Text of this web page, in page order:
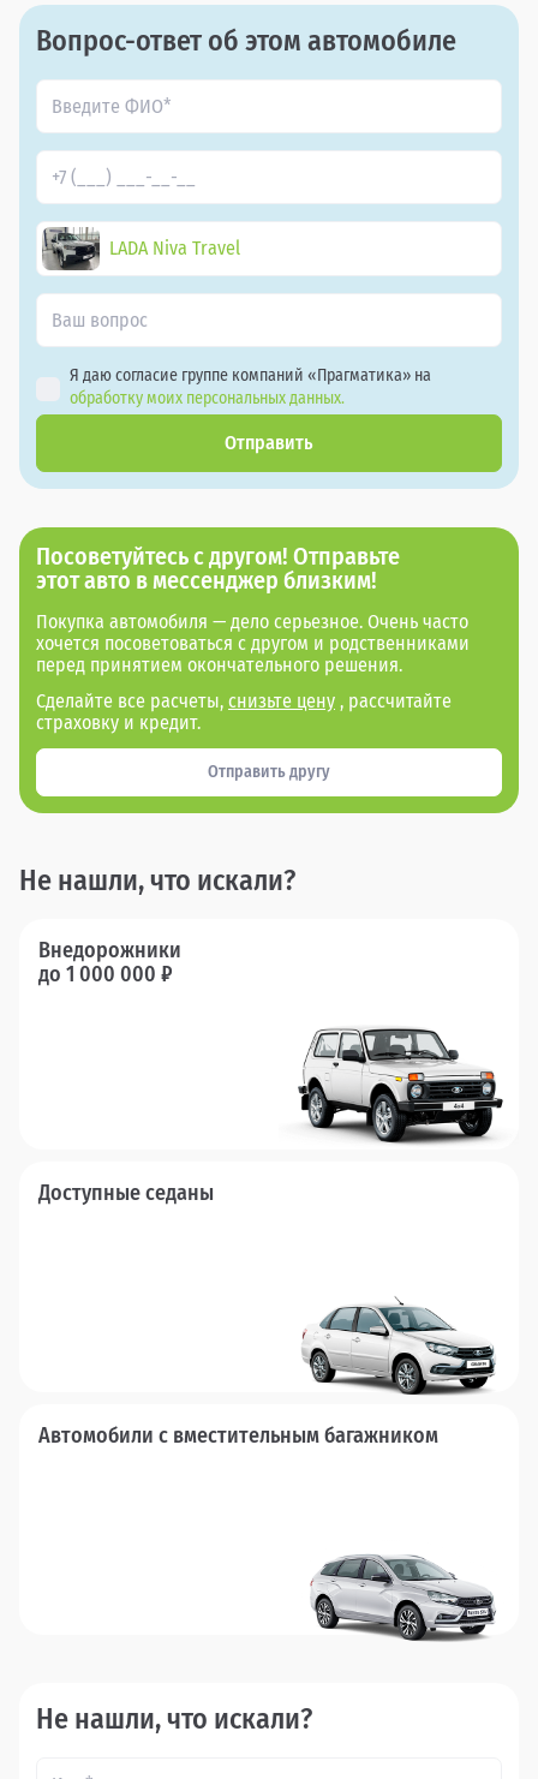
Вопрос-ответ об этом автомобиле
LADA Niva Travel
Я даю согласие группе компаний «Прагматика» на
обработку моих персональных данных.
Отправить
Посоветуйтесь с другом! Отправьте
этот авто в мессенджер близким!
Покупка автомобиля — дело серьезное. Очень часто
хочется посоветоваться с другом и родственниками
перед принятием окончательного решения.
Сделайте все расчеты, снизьте цену , рассчитайте
страховку и кредит.
Отправить другу
Не нашли, что искали?
Внедорожники
до 1 000 000 ₽
Доступные седаны
Автомобили с вместительным багажником
Не нашли, что искали?